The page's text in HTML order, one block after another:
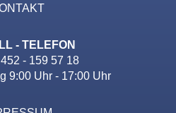
- TELEFON
- 159 57 18
9:00 Uhr - 17:00 Uhr